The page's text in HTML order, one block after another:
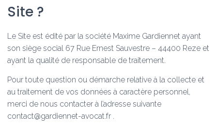
Site ?
Le Site est édité par la société Maxime Gardiennet ayant
son siège social 67 Rue Ernest Sauvestre – 44400 Reze et
ayant la qualité de responsable de traitement.
Pour toute question ou démarche relative à la collecte et
au traitement de vos données à caractère personnel,
merci de nous contacter à l’adresse suivante
contact@gardiennet-avocat.fr .